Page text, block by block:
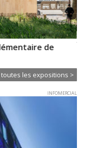
de
les expositions >
INFOMERCIAL